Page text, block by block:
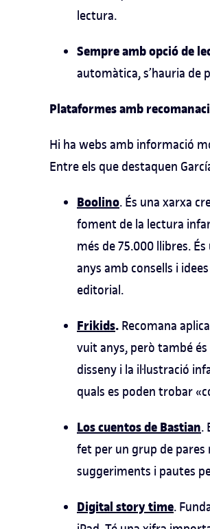
lectura.
Sempre amb opció de
automàtica, s’hauria de
Plataformes amb
Hi ha webs amb informació
Entre els que destaquen
Boolino. És una xarxa
foment de la lectura
més de 75.000 llibres.
anys amb consells i
editorial.
Frikids. Recomana
vuit anys, però també
disseny i la il·lustració
quals es poden trobar
Los cuentos de Bastian.
fet per un grup de
suggeriments i pautes
Digital story time.